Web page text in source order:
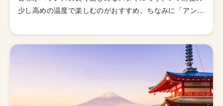
少し高めの温度で楽しむのがおすすめ。ちなみに「アンバ
ています。アイルランドのアイリッシュ・レッド・エール
にも似ていますが、さらに多くのホップとモルトを使って
いるのがアンバーエール。材料をどんどんいれてやれとい